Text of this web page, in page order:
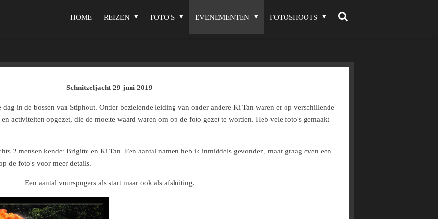
HOME REIZEN FOTO'S EVENEMENTEN FOTOSHOOTS
Schnitzeljacht 29 juni 2019
dag in de bossen van Stiphout. Onder bezielende leiding van onder andere Ki Tan waren er op verschillende
activiteiten opgezet, die de moeite waard waren om op de foto gezet te worden. Heb vele foto's gemaakt
2 mensen kende: Brigitte en Ki Tan. Een aantal namen heb ik inmiddels gevonden, maar graag even een
de foto's voor meer details.
Een aantal vuurspugers als start maar ook als afsluiting.